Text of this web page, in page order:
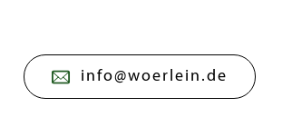
info@woerlein.de